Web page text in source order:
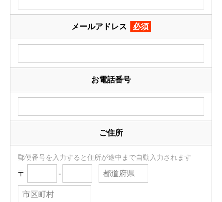
メールアドレス 必須
お電話番号
ご住所
郵便番号を入力すると住所が途中まで自動入力されます
〒 -